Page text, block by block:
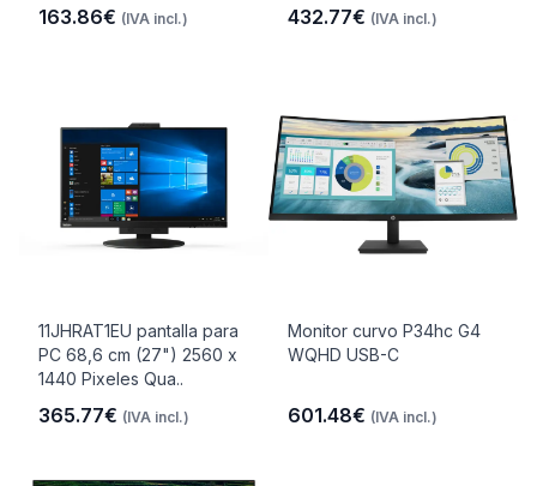
163.86€ (IVA incl.) 432.77€ (IVA incl.)
11JHRAT1EU pantalla para
PC 68,6 cm (27") 2560 x
1440 Pixeles Qua..
365.77€ (IVA incl.)
Monitor curvo P34hc G4
WQHD USB-C
601.48€ (IVA incl.)